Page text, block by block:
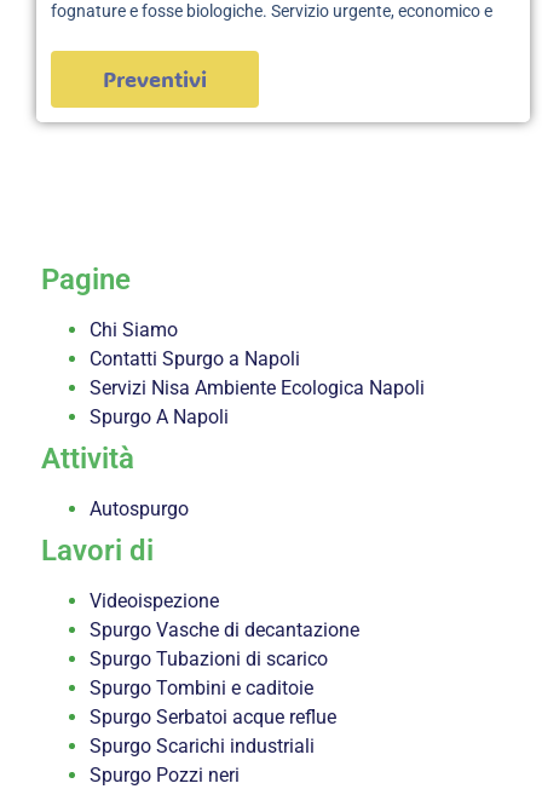
fognature e fosse biologiche. Servizio urgente, economico e
Preventivi
Pagine
Chi Siamo
Contatti Spurgo a Napoli
Servizi Nisa Ambiente Ecologica Napoli
Spurgo A Napoli
Attività
Autospurgo
Lavori di
Videoispezione
Spurgo Vasche di decantazione
Spurgo Tubazioni di scarico
Spurgo Tombini e caditoie
Spurgo Serbatoi acque reflue
Spurgo Scarichi industriali
Spurgo Pozzi neri